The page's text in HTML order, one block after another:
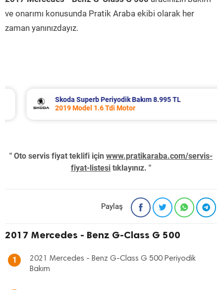
ve onarımı konusunda Pratik Araba ekibi olarak her
zaman yanınızdayız.
Skoda Superb Periyodik Bakım 8.995 TL
2019 Model 1.6 Tdi Motor
" Oto servis fiyat teklifi için www.pratikaraba.com/servis-
fiyat-listesi tıklayınız. "
Paylaş
2017 Mercedes - Benz G-Class G 500
1
2021 Mercedes - Benz G-Class G 500 Periyodik
Bakım